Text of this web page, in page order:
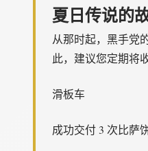
夏日传说的
从那时起，黑手党
此，建议您定期将
滑板车
成功交付 3 次比萨